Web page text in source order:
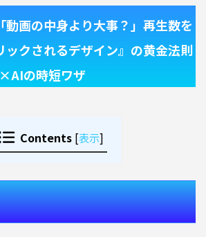
動画の中身より大事？」再生数を
ックされるデザイン』の黄金法則
の時短ワザ
Contents [表示]